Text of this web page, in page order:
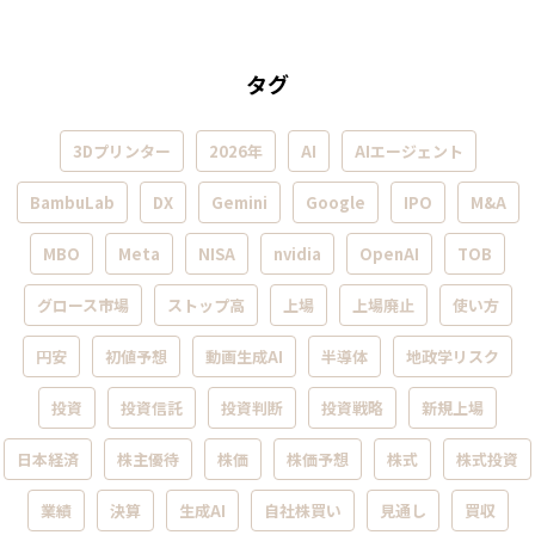
タグ
3Dプリンター 2026年 AI AIエージェント
BambuLab DX Gemini Google IPO M&A
MBO Meta NISA nvidia OpenAI TOB
グロース市場 ストップ高 上場 上場廃止 使い方
円安 初値予想 動画生成AI 半導体 地政学リスク
投資 投資信託 投資判断 投資戦略 新規上場
日本経済 株主優待 株価 株価予想 株式 株式投資
業績 決算 生成AI 自社株買い 見通し 買収